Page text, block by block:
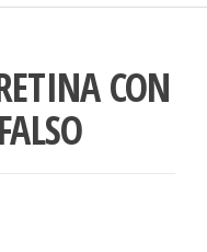
CON